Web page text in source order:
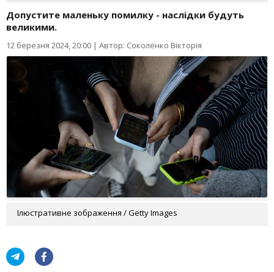
Допустите маленьку помилку - наслідки будуть
великими.
12 березня 2024, 20:00 | Автор: Соколенко Вікторія
Ілюстративне зображення / Getty Images